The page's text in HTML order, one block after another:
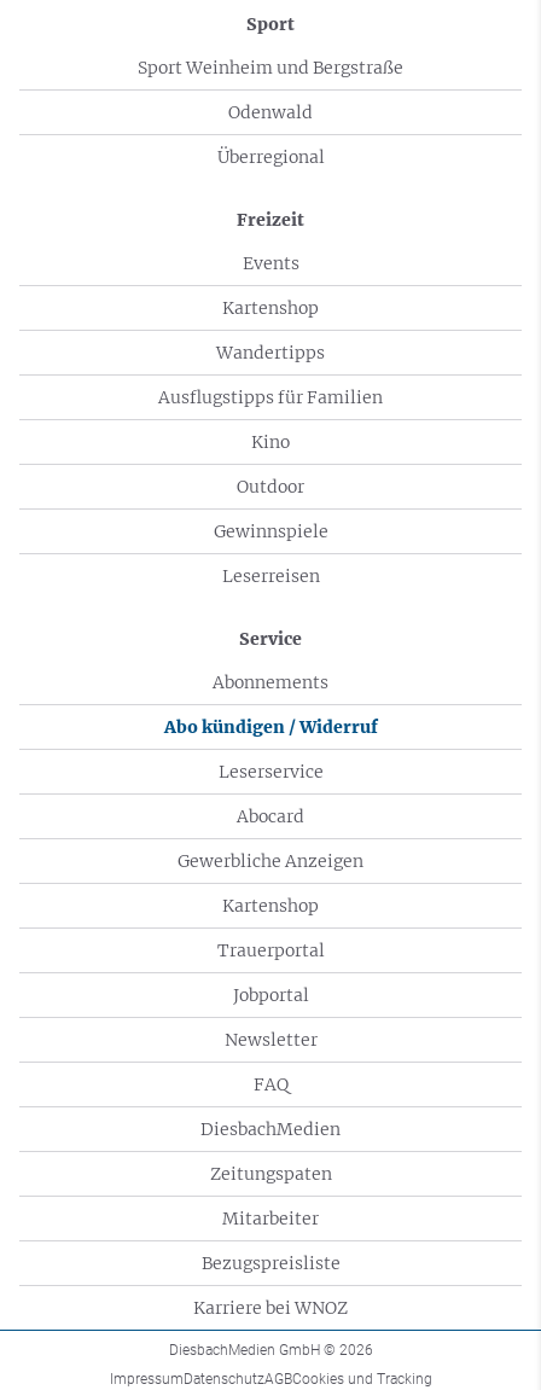
Sport
Sport Weinheim und Bergstraße
Odenwald
Überregional
Freizeit
Events
Kartenshop
Wandertipps
Ausflugstipps für Familien
Kino
Outdoor
Gewinnspiele
Leserreisen
Service
Abonnements
Abo kündigen / Widerruf
Leserservice
Abocard
Gewerbliche Anzeigen
Kartenshop
Trauerportal
Jobportal
Newsletter
FAQ
DiesbachMedien
Zeitungspaten
Mitarbeiter
Bezugspreisliste
Karriere bei WNOZ
DiesbachMedien GmbH © 2026
ImpressumDatenschutzAGBCookies und Tracking